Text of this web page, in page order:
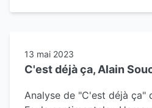
13 mai 2023
C'est déjà ça, Alain
Analyse de "C'est déjà ça"